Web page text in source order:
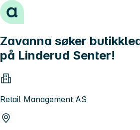
Hopp til innhold
Zavanna søker
på Linderud Senter!
Retail Management AS